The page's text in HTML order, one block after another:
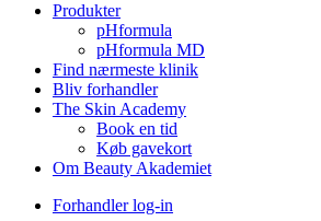
Produkter
pHformula
pHformula MD
Find nærmeste klinik
Bliv forhandler
The Skin Academy
Book en tid
Køb gavekort
Om Beauty Akademiet
Forhandler log-in